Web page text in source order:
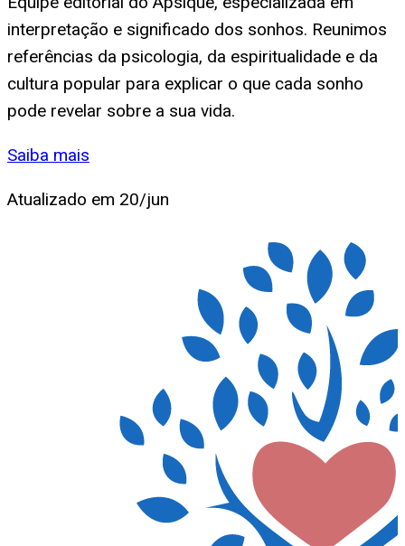
interpretação e significado dos sonhos. Reunimos
referências da psicologia, da espiritualidade e da
cultura popular para explicar o que cada sonho
pode revelar sobre a sua vida.
Saiba mais
Atualizado em 20/jun